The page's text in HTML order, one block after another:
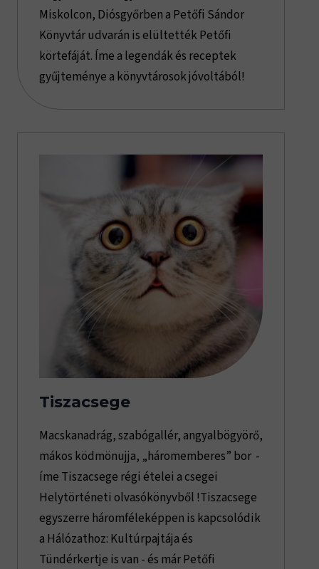
Miskolcon, Diósgyőrben a Petőfi Sándor
Könyvtár udvarán is elültették Petőfi
körtefáját. Íme a legendák és receptek
gyűjteménye a könyvtárosok jóvoltából!
Tiszacsege
Macskanadrág, szabógallér, angyalbögyörő,
mákos ködmönujja, „háromemberes” bor -
íme Tiszacsege régi ételei a csegei
Helytörténeti olvasókönyvből !Tiszacsege
egyszerre háromféleképpen is kapcsolódik
a Hálózathoz: Kultúrpajtája és
Tündérkertje is van - és már Petőfi